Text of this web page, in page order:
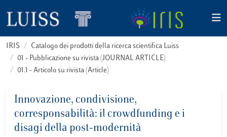
IRIS
Catalogo dei prodotti della ricerca scientifica Luiss
01 - Pubblicazione su rivista (JOURNAL ARTICLE)
01.1 - Articolo su rivista (Article)
Innovazione, condivisione,
corresponsabilità: il crowdfunding e i
disagi della post-modernità